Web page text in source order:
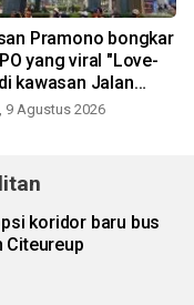
Pramono bongkar
yang viral "Love-
kawasan Jalan
Said
9 Agustus 2026
koridor baru bus
Citeureup